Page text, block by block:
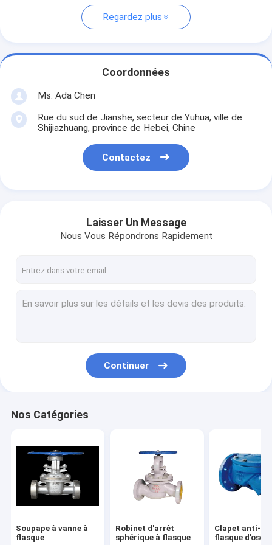
Regardez plus
Coordonnées
Ms. Ada Chen
Rue du sud de Jianshe, secteur de Yuhua, ville de
Shijiazhuang, province de Hebei, Chine
Contactez
Laisser Un Message
Nous Vous Répondrons Rapidement
Continuer
Nos Catégories
Soupape à vanne à
flasque
Robinet d'arrêt
sphérique à flasque
Clapet anti-
flasque